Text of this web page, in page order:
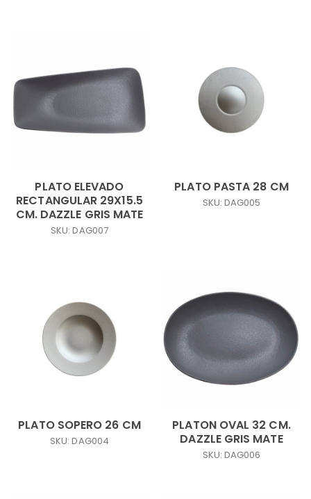
PLATO ELEVADO
RECTANGULAR 29X15.5
CM. DAZZLE GRIS MATE
SKU: DAG007
PLATO PASTA 28 CM
SKU: DAG005
PLATO SOPERO 26 CM
SKU: DAG004
PLATON OVAL 32 CM.
DAZZLE GRIS MATE
SKU: DAG006